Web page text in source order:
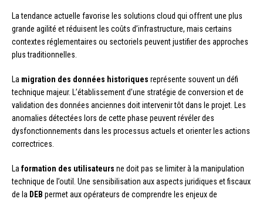
La tendance actuelle favorise les solutions cloud qui offrent une plus
grande agilité et réduisent les coûts d’infrastructure, mais certains
contextes réglementaires ou sectoriels peuvent justifier des approches
plus traditionnelles.
La migration des données historiques représente souvent un défi
technique majeur. L’établissement d’une stratégie de conversion et de
validation des données anciennes doit intervenir tôt dans le projet. Les
anomalies détectées lors de cette phase peuvent révéler des
dysfonctionnements dans les processus actuels et orienter les actions
correctrices.
Laformation des utilisateurs ne doit pas se limiter à la manipulation
technique de l’outil. Une sensibilisation aux aspects juridiques et fiscaux
de la DEB permet aux opérateurs de comprendre les enjeux de